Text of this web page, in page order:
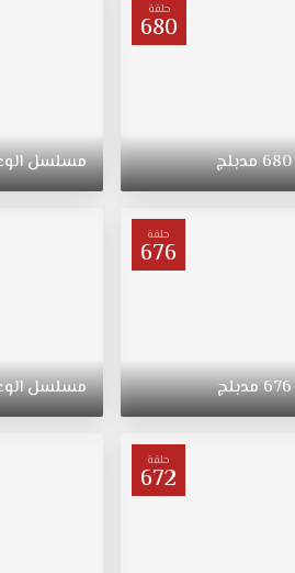
حلقة
680
680مدبلج مسلسل
حلقة
676
676مدبلج مسلسل
حلقة
672